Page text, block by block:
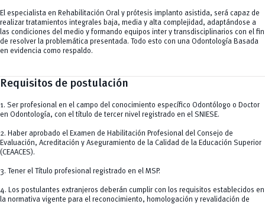
El especialista en Rehabilitación Oral y prótesis implanto asistida, será capaz de
realizar tratamientos integrales baja, media y alta complejidad, adaptándose a
las condiciones del medio y formando equipos inter y transdisciplinarios con el fin
de resolver la problemática presentada. Todo esto con una Odontología Basada
en evidencia como respaldo.
Requisitos de postulación
1. Ser profesional en el campo del conocimiento específico Odontólogo o Doctor
en Odontología, con el título de tercer nivel registrado en el SNIESE.
2. Haber aprobado el Examen de Habilitación Profesional del Consejo de
Evaluación, Acreditación y Aseguramiento de la Calidad de la Educación Superior
(CEAACES).
3. Tener el Título profesional registrado en el MSP.
4. Los postulantes extranjeros deberán cumplir con los requisitos establecidos en
la normativa vigente para el reconocimiento, homologación y revalidación de